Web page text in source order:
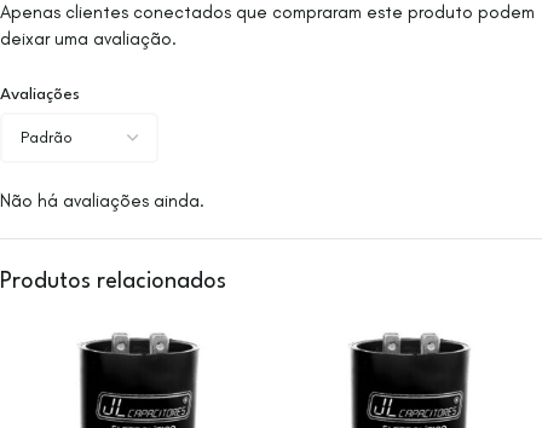
Avaliações
Não há avaliações ainda.
Apenas clientes conectados que compraram este produto podem
deixar uma avaliação.
Produtos relacionados